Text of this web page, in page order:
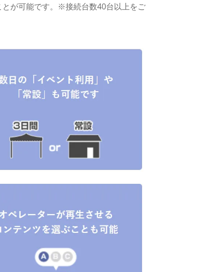
が可能です。※接続台数40台以上をご